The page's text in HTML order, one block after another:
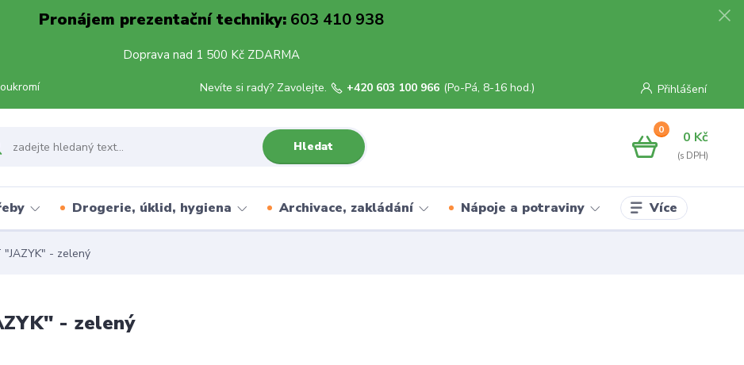
Pronájem prezentační techniky:603 410 938
Doprava nad 1 500 Kč ZDARMA
Přihlášení
Hledat
Nevíte si rady? Zavolejte. +420 603 100 966 (Po-Pá, 8-16 hod.)
0 0 Kč
Drogerie, úklid, hygiena Archivace, zakládání Nápoje a potraviny Více
"JAZYK" - zelený
- zelený